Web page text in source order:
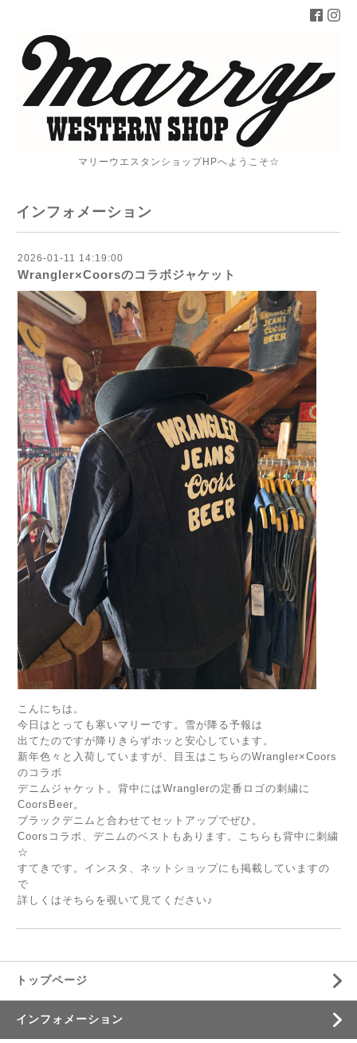
マリーウエスタンショップHPへようこそ☆
インフォメーション
2026-01-11 14:19:00
Wrangler×Coorsのコラボジャケット
こんにちは。
今日はとっても寒いマリーです。雪が降る予報は
出てたのですが降りきらずホッと安心しています。
新年色々と入荷していますが、目玉はこちらのWrangler×Coors
のコラボ
デニムジャケット。背中にはWranglerの定番ロゴの刺繍に
CoorsBeer。
ブラックデニムと合わせてセットアップでぜひ。
Coorsコラボ、デニムのベストもあります。こちらも背中に刺繍
☆
すてきです。インスタ、ネットショップにも掲載していますの
で
詳しくはそちらを覗いて見てください♪
トップページ
インフォメーション